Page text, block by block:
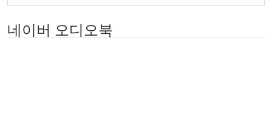
네이버 오디오북